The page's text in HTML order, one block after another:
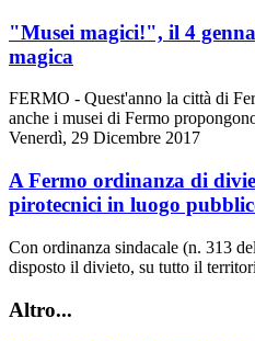
"Musei magici!", il 4
magica
FERMO - Quest'anno la città di
anche i musei di Fermo
Venerdì, 29 Dicembre 2017
A Fermo ordinanza di
pirotecnici in luogo
Con ordinanza sindacale (n. 313
disposto il divieto, su tutto il
Altro...